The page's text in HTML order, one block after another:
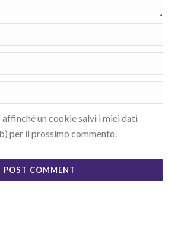
affinché un cookie salvi i miei dati
per il prossimo commento.